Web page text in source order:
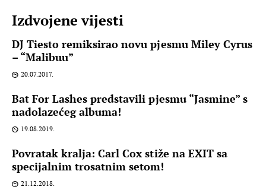
Izdvojene vijesti
DJ Tiesto remiksirao novu pjesmu Miley Cyrus
– “Malibuu”
20.07.2017.
Bat For Lashes predstavili pjesmu “Jasmine” s
nadolazećeg albuma!
19.08.2019.
Povratak kralja: Carl Cox stiže na EXIT sa
specijalnim trosatnim setom!
21.12.2018.